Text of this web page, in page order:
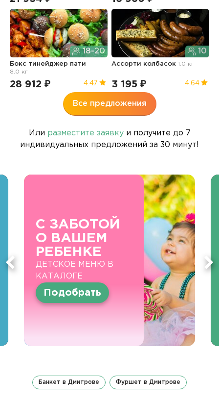
18-20
Бокс тинейджер пати
8.0 кг
28 912 ₽ 4.47
10
Ассорти колбасок1.0 кг
3 195 ₽ 4.64
Все предложения
Или разместите заявкуи получите до 7
индивидуальных предложений за 30 минут!
С ЗАБОТОЙ
О ВАШЕМ
РЕБЕНКЕ
ДЕТСКОЕ МЕНЮ В
КАТАЛОГЕ
Подобрать
Банкет в Дмитрове Фуршет в Дмитрове